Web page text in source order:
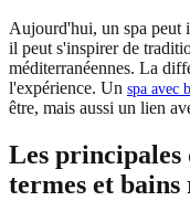
Aujourd'hui, un spa peut
il peut s'inspirer de
méditerranéennes. La
l'expérience. Un spa avec
être, mais aussi un lien
Les principales
termes et bains